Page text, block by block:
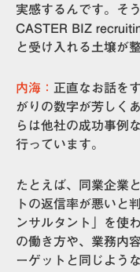
実感するんです。そ
CASTER BIZ
と受け入れる土壌が
内海： 正直なお話を
がりの数字が芳しく
らは他社の成功事例
行っています。
たとえば、同業企業
トの返信率が悪いと
ンサルタント」を使
の働き方や、業務内
ーゲットと同じよう